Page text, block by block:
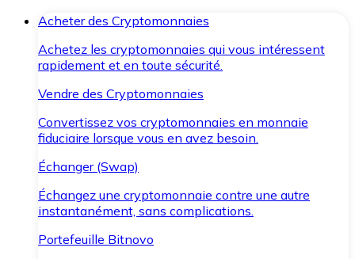
Acheter des Cryptomonnaies
Achetez les cryptomonnaies qui vous intéressent
rapidement et en toute sécurité.
Vendre des Cryptomonnaies
Convertissez vos cryptomonnaies en monnaie
fiduciaire lorsque vous en avez besoin.
Échanger (Swap)
Échangez une cryptomonnaie contre une autre
instantanément, sans complications.
Portefeuille Bitnovo